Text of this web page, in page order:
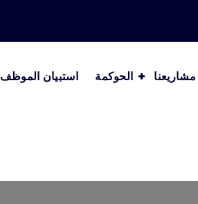
مشاريعنا الحوكمة استبيان الموظف